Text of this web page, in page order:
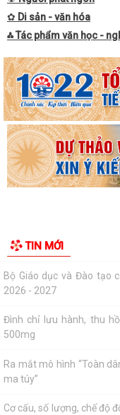
✿ Di sản - văn hóa
⁂ Tác phẩm văn học -
TIN MỚI
Thông báo Niêm yết
chính đăng ký Hộ Kinh
Hưng, Lê Thanh Nghị, Hải
Bộ Giáo dục và Đào tạo
2026 - 2027
Đình chỉ lưu hành, thu
500mg
Ra mắt mô hình “Toàn
giáo dục
Chung kết Hội thi lực
toàn quốc (lần thứ I) năm...
Liên hoan văn nghệ
dẫn
Trao 30 suất quà cho
dân cư Liễu Tràng,